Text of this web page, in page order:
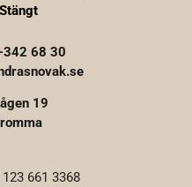
Stängt
68 30
19
661 3368